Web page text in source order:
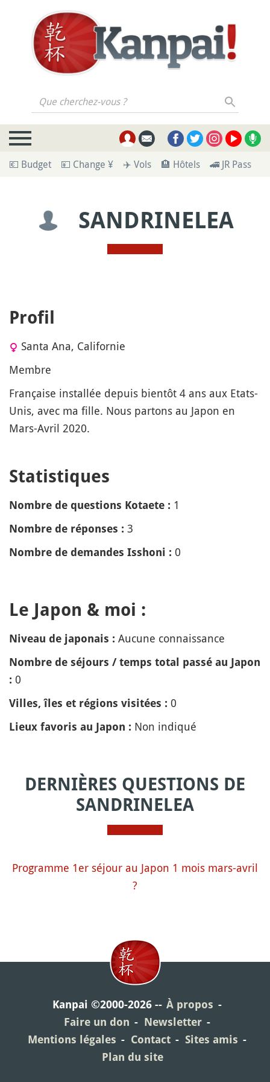
Que cherchez-vous ?
💶 Budget 💴 Change ¥ ✈️ Vols 🏨 Hôtels 🚄 JR Pass
SANDRINELEA
Profil
Santa Ana, Californie
Membre
Française installée depuis bientôt 4 ans aux Etats-
Unis, avec ma fille. Nous partons au Japon en
Mars-Avril 2020.
Statistiques
Nombre de questions Kotaete : 1
Nombre de réponses : 3
Nombre de demandes Isshoni : 0
Le Japon & moi :
Niveau de japonais : Aucune connaissance
Nombre de séjours / temps total passé au Japon
: 0
Villes, îles et régions visitées : 0
Lieux favoris au Japon : Non indiqué
DERNIÈRES QUESTIONS DE
SANDRINELEA
Programme 1er séjour au Japon 1 mois mars-avril
?
Kanpai ©2000-2026
À propos
Faire un don
Newsletter
Mentions légales
Contact
Sites amis
Plan du site